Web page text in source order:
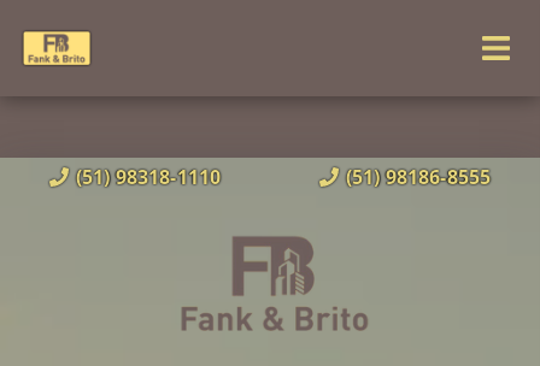
(51) 98318-1110 (51) 98186-8555